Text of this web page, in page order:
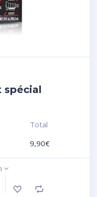
spécial
Total
9,90€